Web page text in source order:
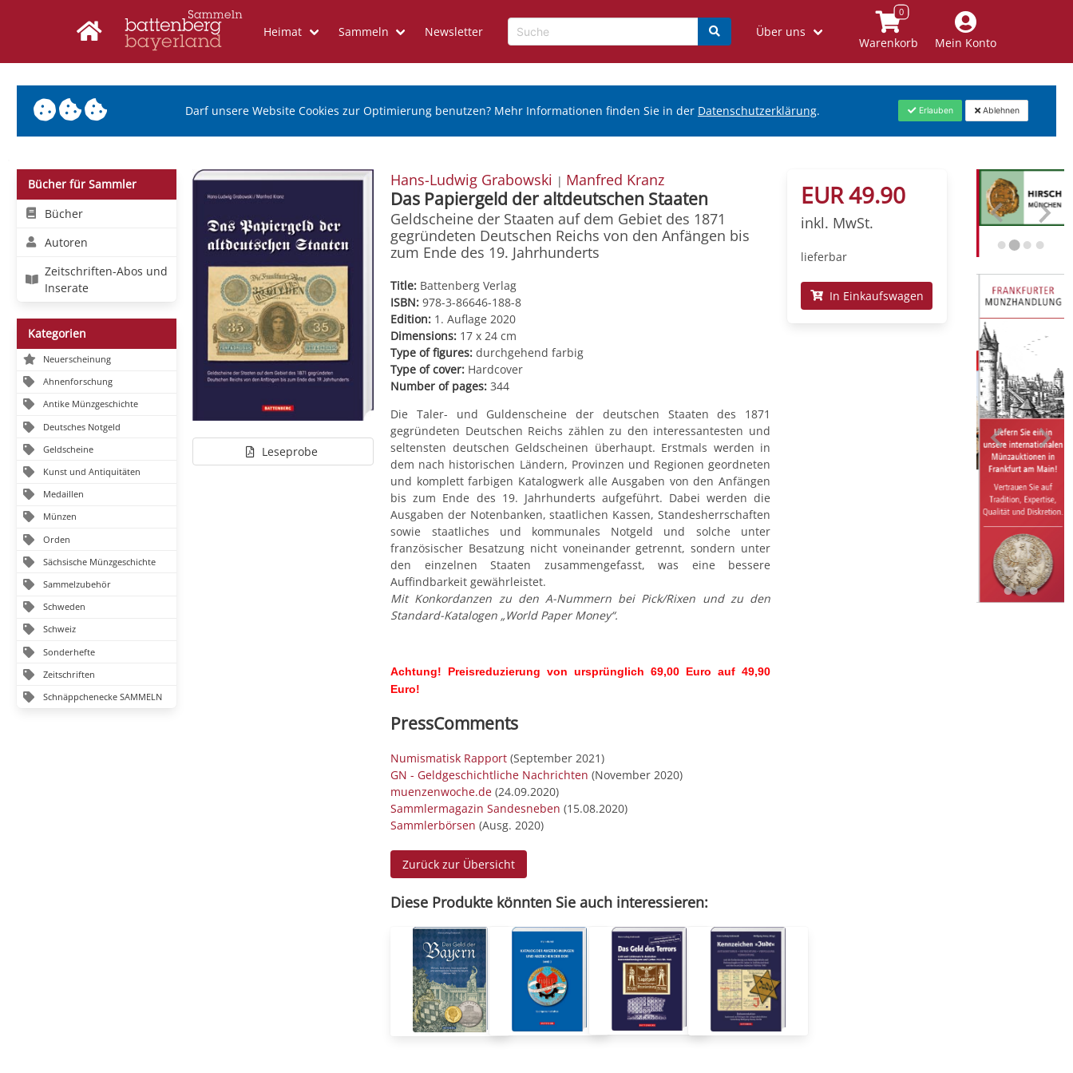
Heimat Sammeln Newsletter Über uns
Warenkorb Mein Konto
Darf unsere Website Cookies zur Optimierung benutzen? Mehr Informationen finden Sie in der Datenschutzerklärung. Erlauben Ablehnen
Bücher für Sammler
Bücher
Autoren
Zeitschriften-Abos und
Inserate
Kategorien
Neuerscheinung
Ahnenforschung
Antike Münzgeschichte
Deutsches Notgeld
Geldscheine
Kunst und Antiquitäten
Medaillen
Münzen
Orden
Sächsische Münzgeschichte
Sammelzubehör
Schweden
Schweiz
Sonderhefte
Zeitschriften
Schnäppchenecke SAMMELN
Leseprobe
Hans-Ludwig Grabowski | Manfred Kranz
Das Papiergeld der altdeutschen Staaten
Geldscheine der Staaten auf dem Gebiet des 1871
gegründeten Deutschen Reichs von den Anfängen bis
zum Ende des 19. Jahrhunderts
Title: Battenberg Verlag
ISBN: 978-3-86646-188-8
Edition: 1. Auflage 2020
Dimensions: 17 x 24 cm
Type of figures: durchgehend farbig
Type of cover: Hardcover
Number of pages: 344
Die Taler- und Guldenscheine der deutschen Staaten des 1871
gegründeten Deutschen Reichs zählen zu den interessantesten und
seltensten deutschen Geldscheinen überhaupt. Erstmals werden in
dem nach historischen Ländern, Provinzen und Regionen geordneten
und komplett farbigen Katalogwerk alle Ausgaben von den Anfängen
bis zum Ende des 19. Jahrhunderts aufgeführt. Dabei werden die
Ausgaben der Notenbanken, staatlichen Kassen, Standesherrschaften
sowie staatliches und kommunales Notgeld und solche unter
französischer Besatzung nicht voneinander getrennt, sondern unter
den einzelnen Staaten zusammengefasst, was eine bessere
Auffindbarkeit gewährleistet.
Mit Konkordanzen zu den A-Nummern bei Pick/Rixen und zu den
Standard-Katalogen „World Paper Money“.
Achtung! Preisreduzierung von ursprünglich 69,00 Euro auf 49,90
Euro!
PressComments
Numismatisk Rapport (September 2021)
GN - Geldgeschichtliche Nachrichten (November 2020)
muenzenwoche.de (24.09.2020)
Sammlermagazin Sandesneben (15.08.2020)
Sammlerbörsen (Ausg. 2020)
Zurück zur Übersicht
Diese Produkte könnten Sie auch interessieren:
EUR 49.90
inkl. MwSt.
lieferbar
In Einkaufswagen